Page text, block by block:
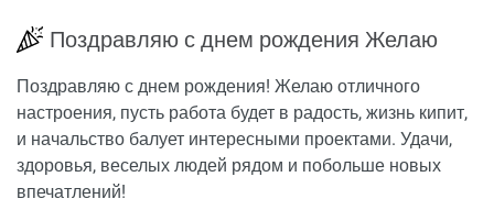
Поздравляю с днем рождения Желаю
Поздравляю с днем рождения! Желаю отличного
настроения, пусть работа будет в радость, жизнь кипит,
и начальство балует интересными проектами. Удачи,
здоровья, веселых людей рядом и побольше новых
впечатлений!